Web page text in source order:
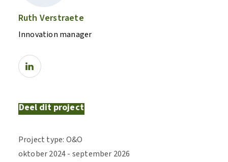
Ruth Verstraete
Innovation manager
Deel dit project
Project type: O&O
oktober2024- september 2026